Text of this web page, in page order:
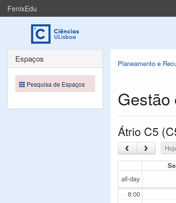
FenixEdu
Planeamento e
Gestão
Átrio C5
‹ ›
all-day
8:00
Espaços
Pesquisa de Espaços